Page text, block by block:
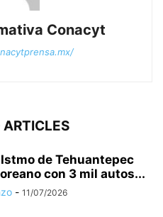
Conacyt
ARTICLES
de Tehuantepec
con 3 mil autos...
- 11/07/2026